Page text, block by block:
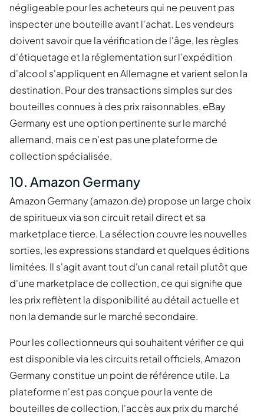
négligeable pour les acheteurs qui ne peuvent pas
inspecter une bouteille avant l'achat. Les vendeurs
doivent savoir que la vérification de l'âge, les règles
d'étiquetage et la réglementation sur l'expédition
d'alcool s'appliquent en Allemagne et varient selon la
destination. Pour des transactions simples sur des
bouteilles connues à des prix raisonnables, eBay
Germany est une option pertinente sur le marché
allemand, mais ce n'est pas une plateforme de
collection spécialisée.
10. Amazon Germany
Amazon Germany (amazon.de) propose un large choix
de spiritueux via son circuit retail direct et sa
marketplace tierce. La sélection couvre les nouvelles
sorties, les expressions standard et quelques éditions
limitées. Il s'agit avant tout d'un canal retail plutôt que
d'une marketplace de collection, ce qui signifie que
les prix reflètent la disponibilité au détail actuelle et
non la demande sur le marché secondaire.
Pour les collectionneurs qui souhaitent vérifier ce qui
est disponible via les circuits retail officiels, Amazon
Germany constitue un point de référence utile. La
plateforme n'est pas conçue pour la vente de
bouteilles de collection, l'accès aux prix du marché